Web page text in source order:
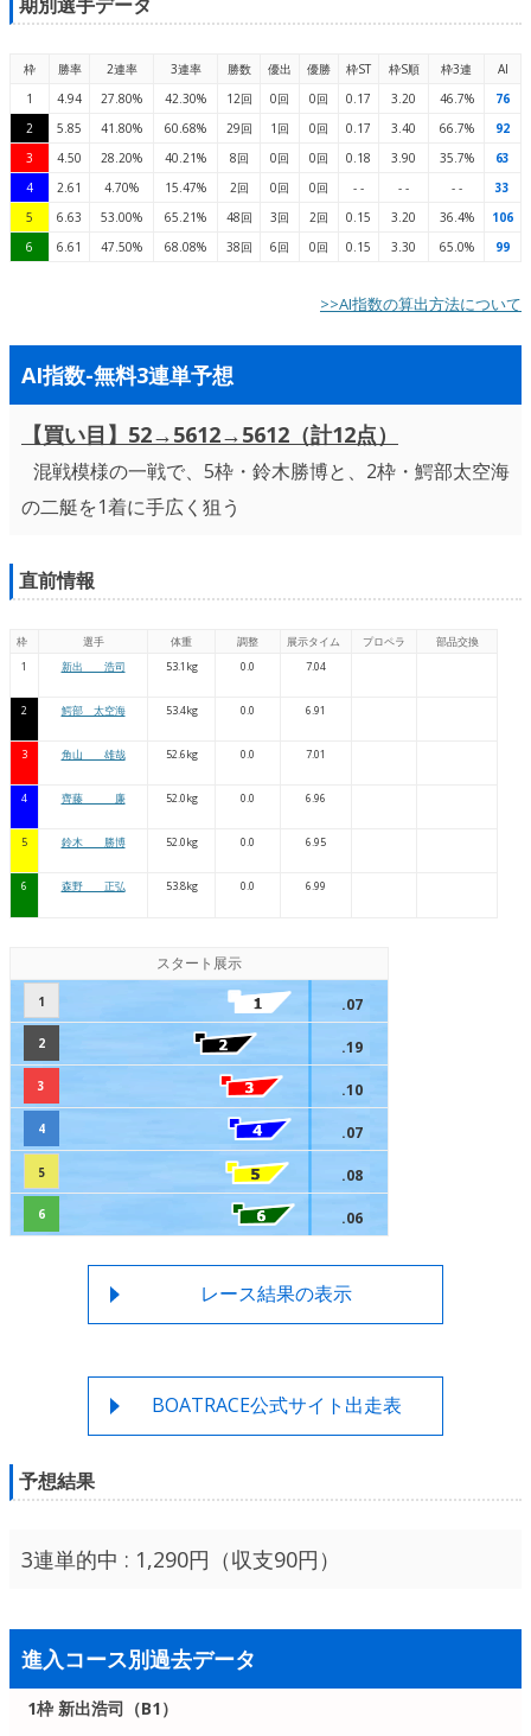
枠 勝率 2連率 3連率 勝数 優出 優勝 枠ST 枠S順 枠3連
AI
1
4.94 27.80% 42.30% 12回 0回 0回 0.17 3.20 46.7%
76
2
5.85 41.80% 60.68% 29回 1回 0回 0.17 3.40 66.7%
92
3
4.50 28.20% 40.21% 8回 0回 0回 0.18 3.90 35.7%
63
4
2.61 4.70% 15.47% 2回 0回 0回 - - - - - -
33
5
6.63 53.00% 65.21% 48回 3回 2回 0.15 3.20 36.4%
106
6
6.61 47.50% 68.08% 38回 6回 0回 0.15 3.30 65.0% 99
>>AI指数の算出方法について
AI指数-無料3連単予想
【買い目】52→5612→5612（計12点）
混戦模様の一戦で、5枠・鈴木勝博と、2枠・鰐部太空海
の二艇を1着に手広く狙う
直前情報
枠 選手 体重 調整 展示タイム プロペラ
部品交換
1
新出 浩司 53.1kg 0.0 7.04
2 鰐部 太空海 53.4kg 0.0 6.91
3 角山 雄哉 52.6kg 0.0 7.01
4 齊藤 廉 52.0kg 0.0 6.96
5 鈴木 勝博 52.0kg 0.0 6.95
6 森野 正弘 53.8kg 0.0 6.99
スタート展示
1 .07
2 .19
3 .10
4 .07
5 .08
6 .06
レース結果の表示
BOATRACE公式サイト出走表
予想結果
3連単的中 : 1,290円（収支90円）
進入コース別過去データ
1枠 新出浩司（B1）